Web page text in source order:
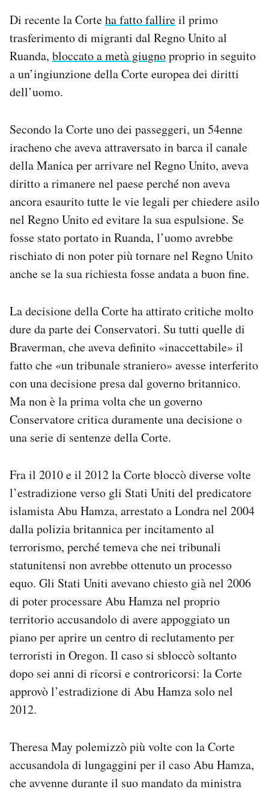
Di recente la Corteha fatto fallireil primo
trasferimento di migranti dal Regno Unito al
Ruanda, bloccato a metà giugnoproprio in seguito
a un’ingiunzione della Corte europea dei diritti
dell’uomo.
Secondo la Corte uno dei passeggeri, un 54enne
iracheno che aveva attraversato in barca il canale
della Manica per arrivare nel Regno Unito, aveva
diritto a rimanere nel paese perché non aveva
ancora esaurito tutte le vie legali per chiedere asilo
nel Regno Unito ed evitare la sua espulsione. Se
fosse stato portato in Ruanda, l’uomo avrebbe
rischiato di non poter più tornare nel Regno Unito
anche se la sua richiesta fosse andata a buon fine.
La decisione della Corte ha attirato critiche molto
dure da parte dei Conservatori. Su tutti quelle di
Braverman, che aveva definito «inaccettabile» il
fatto che «un tribunale straniero» avesse interferito
con una decisione presa dal governo britannico.
Ma non è la prima volta che un governo
Conservatore critica duramente una decisione o
una serie di sentenze della Corte.
Fra il 2010 e il 2012 la Corte bloccò diverse volte
l’estradizione verso gli Stati Uniti del predicatore
islamista Abu Hamza, arrestato a Londra nel 2004
dalla polizia britannica per incitamento al
terrorismo, perché temeva che nei tribunali
statunitensi non avrebbe ottenuto un processo
equo. Gli Stati Uniti avevano chiesto già nel 2006
di poter processare Abu Hamza nel proprio
territorio accusandolo di avere appoggiato un
piano per aprire un centro di reclutamento per
terroristi in Oregon. Il caso si sbloccò soltanto
dopo sei anni di ricorsi e controricorsi: la Corte
approvò l’estradizione di Abu Hamza solo nel
2012.
Theresa May polemizzò più volte con la Corte
accusandola di lungaggini per il caso Abu Hamza,
che avvenne durante il suo mandato da ministra